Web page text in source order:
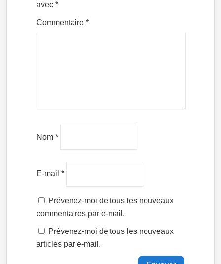
avec*
Commentaire*
Nom*
E-mail*
Prévenez-moi de tous les nouveaux
commentaires par e-mail.
Prévenez-moi de tous les nouveaux
articles par e-mail.